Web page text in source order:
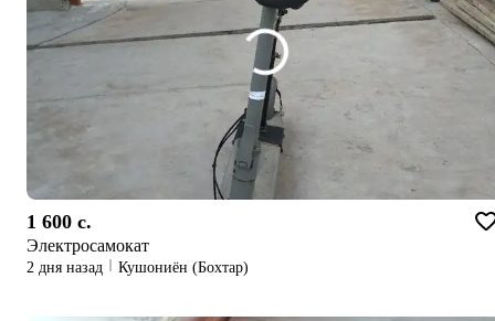
1 600 c.
Электросамокат
2 дня назад Кушониён (Бохтар)